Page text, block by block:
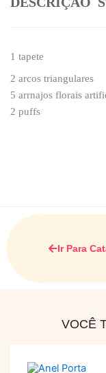
1 tapete
2 arcos triangulares
5 arrnajos florais
2 puffs
Ir Para
VOCÊ